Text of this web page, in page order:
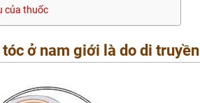
của thuốc
ở nam giới là do di truyền